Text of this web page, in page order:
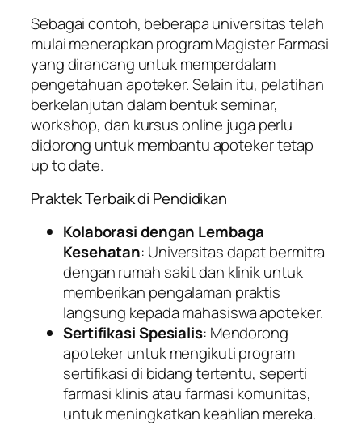
Sebagai contoh, beberapa universitas telah
mulai menerapkan program Magister Farmasi
yang dirancang untuk memperdalam
pengetahuan apoteker. Selain itu, pelatihan
berkelanjutan dalam bentuk seminar,
workshop, dan kursus online juga perlu
didorong untuk membantu apoteker tetap
up to date.
Praktek Terbaik di Pendidikan
Kolaborasi dengan Lembaga
Kesehatan: Universitas dapat bermitra
dengan rumah sakit dan klinik untuk
memberikan pengalaman praktis
langsung kepada mahasiswa apoteker.
Sertifikasi Spesialis: Mendorong
apoteker untuk mengikuti program
sertifikasi di bidang tertentu, seperti
farmasi klinis atau farmasi komunitas,
untuk meningkatkan keahlian mereka.